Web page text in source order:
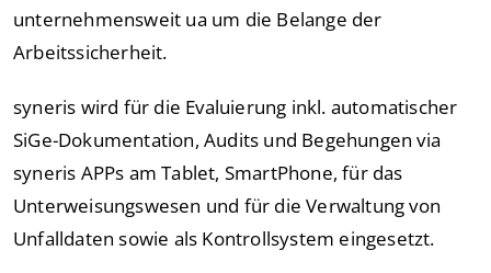
unternehmensweit ua um die Belange der
Arbeitssicherheit.
syneris wird für die Evaluierung inkl. automatischer
SiGe-Dokumentation, Audits und Begehungen via
syneris APPs am Tablet, SmartPhone, für das
Unterweisungswesen und für die Verwaltung von
Unfalldaten sowie als Kontrollsystem eingesetzt.